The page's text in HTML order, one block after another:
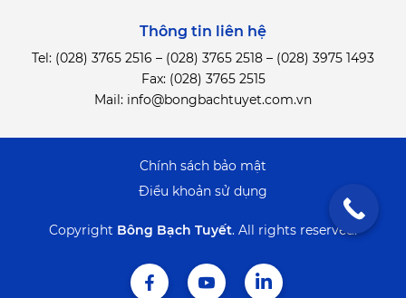
Thông tin liên hệ
Tel: (028) 3765 2516 – (028) 3765 2518 – (028) 3975 1493
Fax: (028) 3765 2515
Mail: info@bongbachtuyet.com.vn
Copyright Bông Bạch Tuyết. All rights reserved.
Điểu khoản sử dụng
Chính sách bảo mật